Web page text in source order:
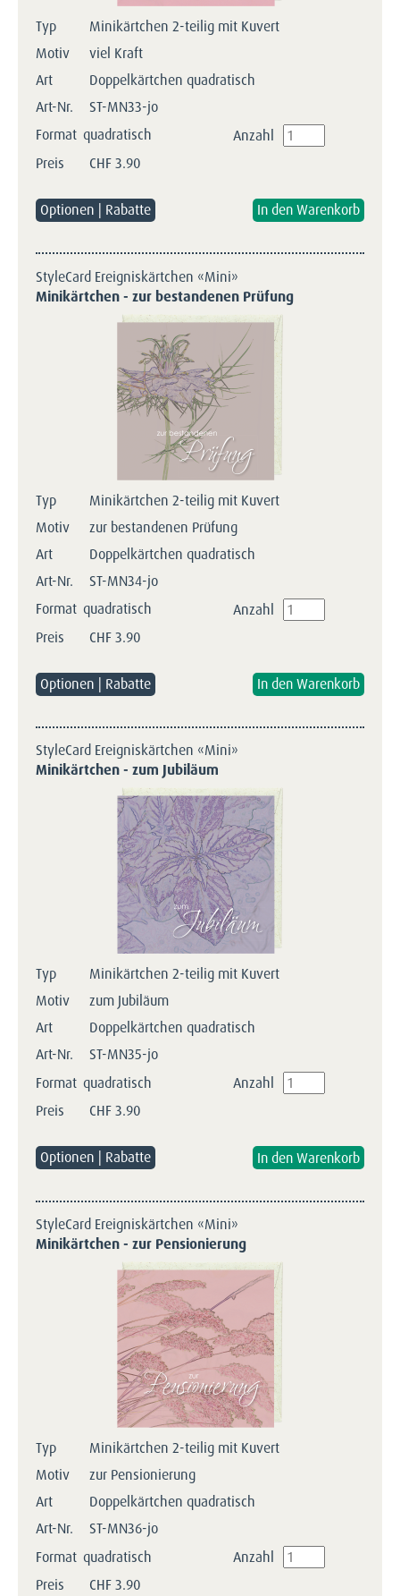
Typ
Minikärtchen 2-teilig mit Kuvert
Motiv
viel Kraft
Art
Doppelkärtchen quadratisch
Art-Nr.
ST-MN33-jo
Format quadratisch
Anzahl
Preis
CHF3.90
Optionen | Rabatte
StyleCard Ereigniskärtchen «Mini»
Minikärtchen - zur bestandenen Prüfung
Typ
Minikärtchen 2-teilig mit Kuvert
Motiv
zur bestandenen Prüfung
Art
Doppelkärtchen quadratisch
Art-Nr.
ST-MN34-jo
Format quadratisch
Anzahl
Preis
CHF3.90
Optionen | Rabatte
StyleCard Ereigniskärtchen «Mini»
Minikärtchen - zum Jubiläum
Typ
Minikärtchen 2-teilig mit Kuvert
Motiv
zum Jubiläum
Art
Doppelkärtchen quadratisch
Art-Nr.
ST-MN35-jo
Format quadratisch
Anzahl
Preis
CHF3.90
Optionen | Rabatte
StyleCard Ereigniskärtchen «Mini»
Minikärtchen - zur Pensionierung
Typ
Minikärtchen 2-teilig mit Kuvert
Motiv
zur Pensionierung
Art
Doppelkärtchen quadratisch
Art-Nr.
ST-MN36-jo
Format quadratisch
Anzahl
Preis
CHF3.90